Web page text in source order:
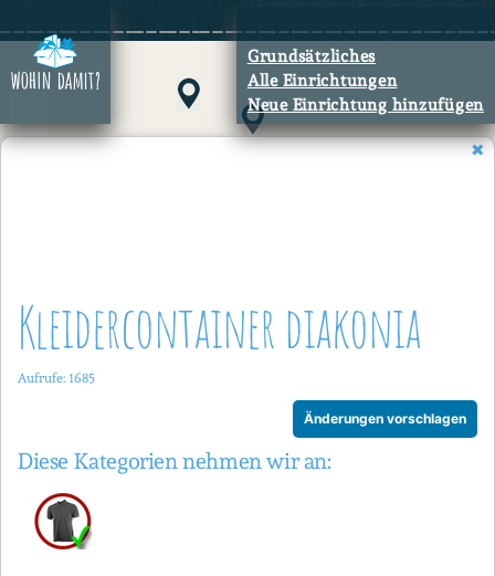
Inhalt
springen
Grundsätzliches
Alle Einrichtungen
Neue Einrichtung hinzufügen
Kleidercontainer diakonia
Aufrufe: 1685
Änderungen vorschlagen
Diese Kategorien nehmen wir an: